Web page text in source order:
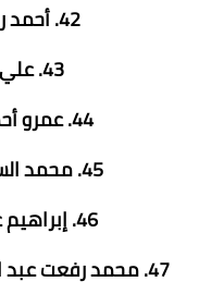
42. أحمد رجب عبد الحميد المنيا
43. علي عماد الدين أسيوط
44. عمرو أحمد محمد قطب أسيوط
45. محمد السيد محمد السيد سوهاج
46. إبراهيم عمر عبد الرحمن سوهاج
47. محمد رفعت عبد الجواد عبد اللطيف الوادي الجديد